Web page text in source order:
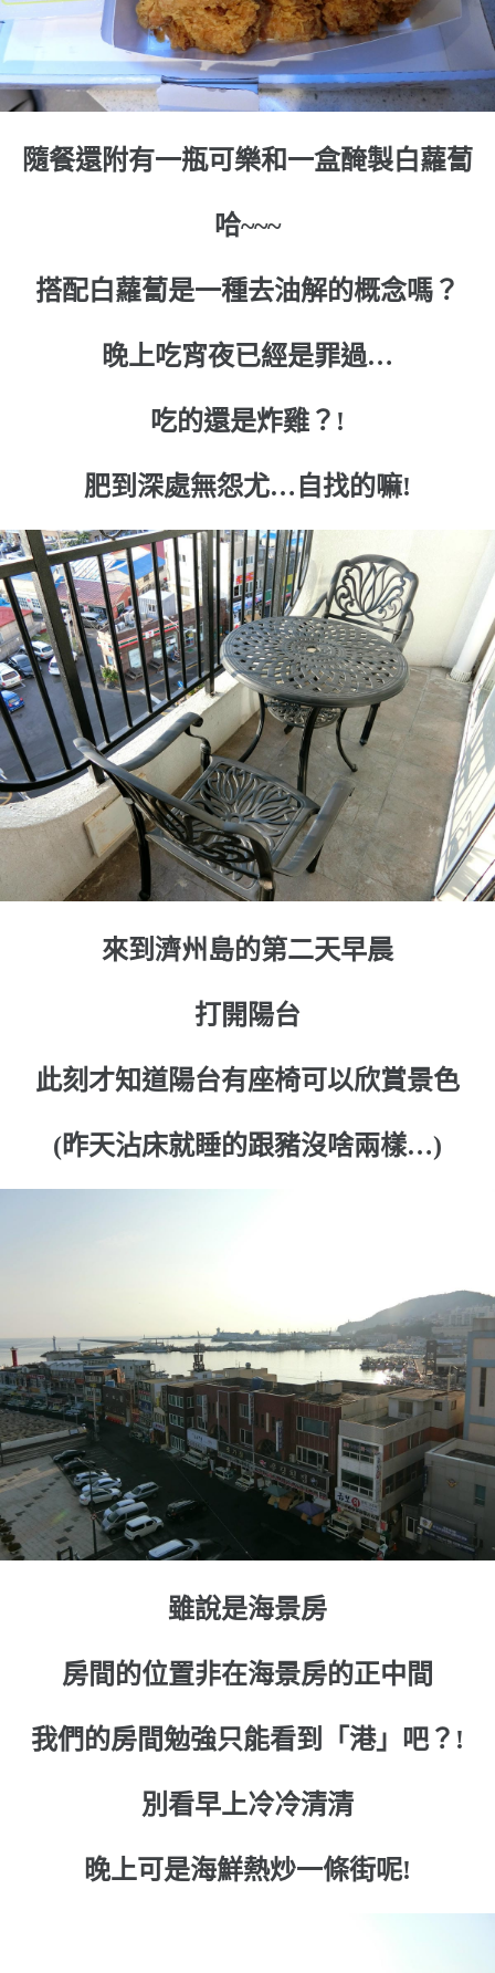
隨餐還附有一瓶可樂和一盒醃製白蘿蔔
哈~~~
搭配白蘿蔔是一種去油解的概念嗎？
晚上吃宵夜已經是罪過…
吃的還是炸雞？!
肥到深處無怨尤…自找的嘛!
來到濟州島的第二天早晨
打開陽台
此刻才知道陽台有座椅可以欣賞景色
(昨天沾床就睡的跟豬沒啥兩樣…)
雖說是海景房
房間的位置非在海景房的正中間
我們的房間勉強只能看到「港」吧？!
別看早上冷冷清清
晚上可是海鮮熱炒一條街呢!